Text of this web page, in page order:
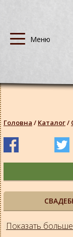
Показать
Головна / Каталог/